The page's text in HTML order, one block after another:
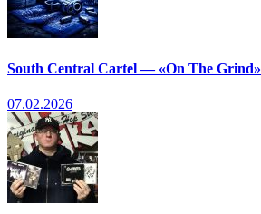
South Central Cartel — «On The Grind»
07.02.2026